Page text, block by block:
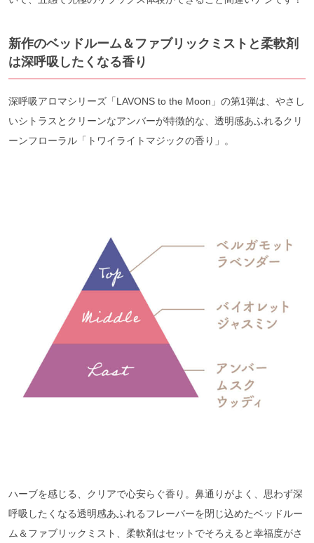
新作のベッドルーム＆ファブリックミストと柔軟剤
は深呼吸したくなる香り
深呼吸アロマシリーズ「LAVONS to the Moon」の第1弾は、やさし
いシトラスとクリーンなアンバーが特徴的な、透明感あふれるクリ
ーンフローラル「トワイライトマジックの香り」。
ハーブを感じる、クリアで心安らぐ香り。鼻通りがよく、思わず深
呼吸したくなる透明感あふれるフレーバーを閉じ込めたベッドルー
ム＆ファブリックミスト、柔軟剤はセットでそろえると幸福度がさ